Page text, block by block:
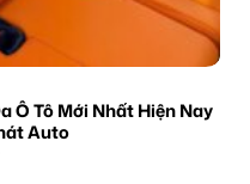
Ô Tô Mới Nhất Hiện Nay
Auto